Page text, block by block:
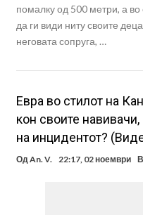
помалку од 500 метри, а
да ги види ниту своите
неговата сопруга, …
Евра во стилот на
кон своите
на инцидентот?
ОдAn. V. 22:17, 02 ноември